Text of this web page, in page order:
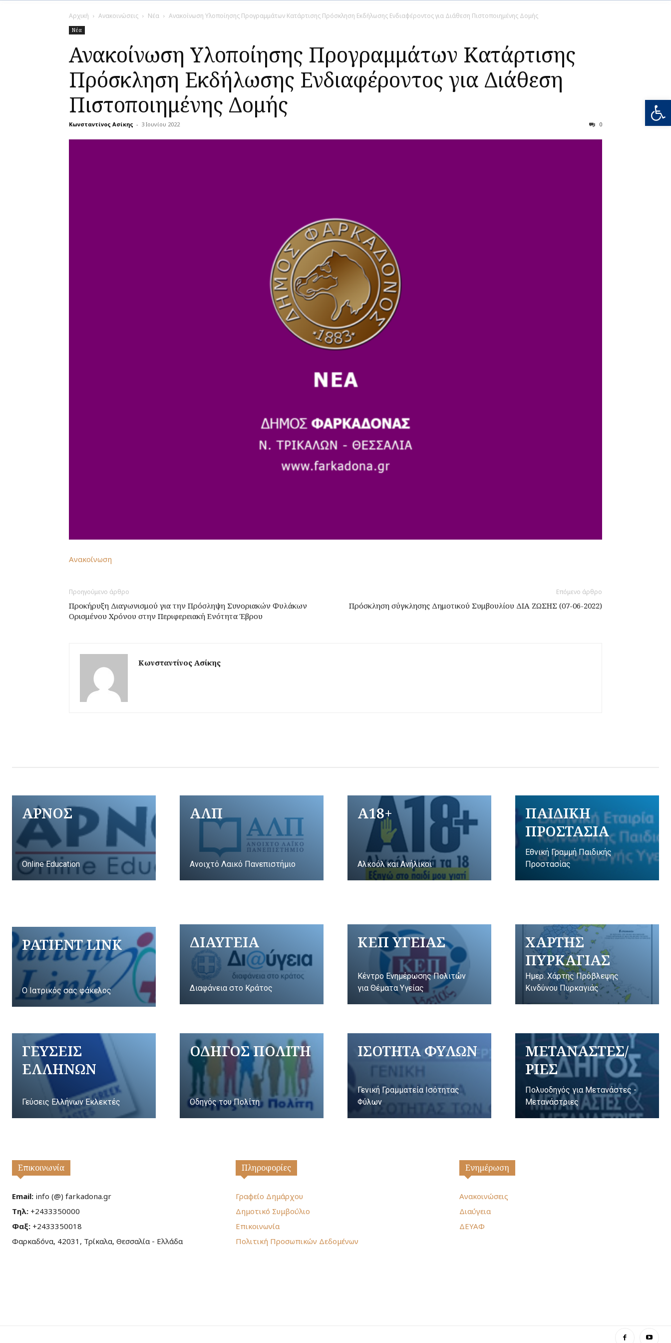
Αρχική Ανακοινώσεις Νέα Ανακοίνωση Υλοποίησης Προγραμμάτων Κατάρτισης Πρόσκληση Εκδήλωσης Ενδιαφέροντος για Διάθεση Πιστοποιημένης Δομής
Νέα
Ανακοίνωση Υλοποίησης Προγραμμάτων Κατάρτισης
Πρόσκληση Εκδήλωσης Ενδιαφέροντος για Διάθεση
Πιστοποιημένης Δομής
Κωνσταντίνος Ασίκης - 3 Ιουνίου 2022 0
Ανακοίνωση
Προηγούμενο άρθρο
Προκήρυξη Διαγωνισμού για την Πρόσληψη Συνοριακών Φυλάκων
Ορισμένου Χρόνου στην Περιφερειακή Ενότητα Έβρου
Επόμενο άρθρο
Πρόσκληση σύγκλησης Δημοτικού Συμβουλίου ΔΙΑ ΖΩΣΗΣ (07-06-2022)
Κωνσταντίνος Ασίκης
ΑΡΝΟΣ
Online Education
ΑΛΠ
Ανοιχτό Λαικό Πανεπιστήμιο
A18+
Αλκοόλ και Ανήλικοι
ΠΑΙΔΙΚΗ
ΠΡΟΣΤΑΣΙΑ
Εθνική Γραμμή Παιδικής
Προστασίας
PATIENT LINK
Ο Ιατρικός σας φάκελος
ΔΙΑΥΓΕΙΑ
Διαφάνεια στο Κράτος
ΚΕΠ ΥΓΕΙΑΣ
Κέντρο Ενημέρωσης Πολιτών
για Θέματα Υγείας
ΧΑΡΤΗΣ
ΠΥΡΚΑΓΙΑΣ
Ημερ. Χάρτης Πρόβλεψης
Κινδύνου Πυρκαγιάς
ΓΕΥΣΕΙΣ
ΕΛΛΗΝΩΝ
Γεύσεις Ελλήνων Εκλεκτές
ΟΔΗΓΟΣ ΠΟΛΙΤΗ
Οδηγός του Πολίτη
ΙΣΟΤΗΤΑ ΦΥΛΩΝ
Γενική Γραμματεία Ισότητας
Φύλων
ΜΕΤΑΝΑΣΤΕΣ/
ΡΙΕΣ
Πολυοδηγός για Μετανάστες -
Μετανάστριες
Επικοινωνία
Email: info (@) farkadona.gr
Τηλ: +2433350000
Φαξ: +2433350018
Φαρκαδόνα, 42031, Τρίκαλα, Θεσσαλία - Ελλάδα
Πληροφορίες
Γραφείο Δημάρχου
Δημοτικό Συμβούλιο
Επικοινωνία
Πολιτική Προσωπικών Δεδομένων
Ενημέρωση
Ανακοινώσεις
Διαύγεια
ΔΕΥΑΦ